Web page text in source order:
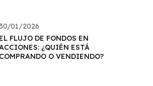
30/01/2026
EL FLUJO DE FONDOS EN
¿QUIÉN ESTÁ
COMPRANDO O VENDIENDO?